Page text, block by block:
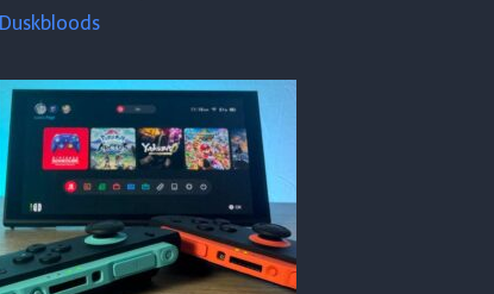
Duskbloods